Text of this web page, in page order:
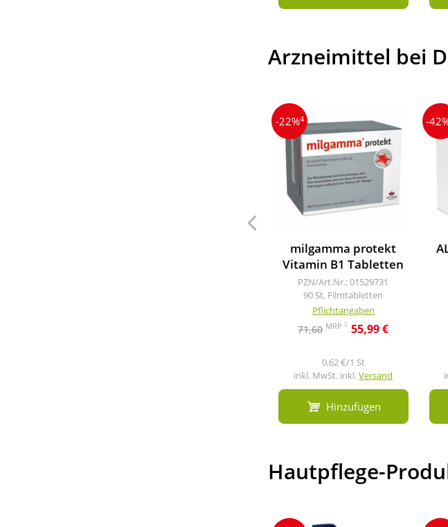
Arzneimittel bei
-22%4
milgamma protekt
Vitamin B1 Tabletten
PZN/Art.Nr.: 01529731
90 St, Filmtabletten
Pflichtangaben
71,60 MRP2 55,99 €
0,62 €/1 St
inkl. MwSt. inkl.Versand
Hinzufügen
-
Hautpflege-